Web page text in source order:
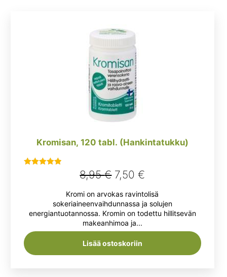
Kromisan, 120 tabl. (Hankintatukku)
8,95€ Alkuperäinen
hinta
oli:
8,95 €.
7,50€
hinta
on:
7,50 €.
Kromi on arvokas ravintolisä
sokeriaineenvaihdunnassa ja solujen
energiantuotannossa. Kromin on todettu hillitsevän
makeanhimoa ja...
Lisää ostoskoriin